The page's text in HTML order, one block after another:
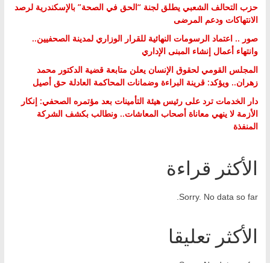
حزب التحالف الشعبي يطلق لجنة “الحق في الصحة” بالإسكندرية لرصد
الانتهاكات ودعم المرضى
صور .. اعتماد الرسومات النهائية للقرار الوزاري لمدينة الصحفيين..
وانتهاء أعمال إنشاء المبنى الإداري
المجلس القومي لحقوق الإنسان يعلن متابعة قضية الدكتور محمد
زهران.. ويؤكد: قرينة البراءة وضمانات المحاكمة العادلة حق أصيل
دار الخدمات ترد على رئيس هيئة التأمينات بعد مؤتمره الصحفي: إنكار
الأزمة لا ينهي معاناة أصحاب المعاشات.. ونطالب بكشف الشركة
المنفذة
الأكثر قراءة
Sorry. No data so far.
الأكثر تعليقا